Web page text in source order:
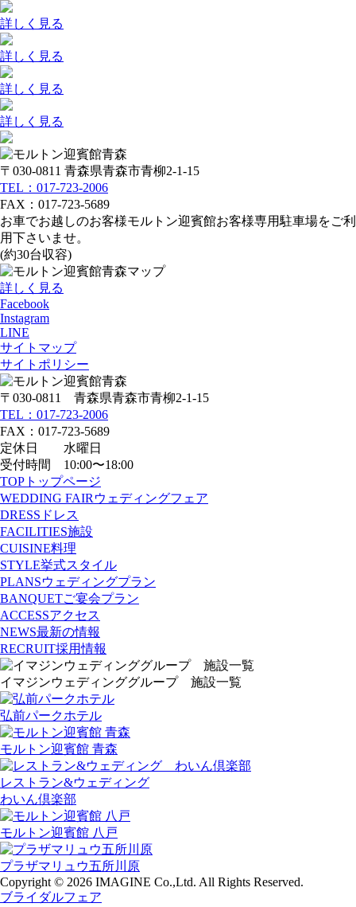
詳しく見る
詳しく見る
詳しく見る
詳しく見る
〒030-0811 青森県青森市青柳2-1-15
TEL：017-723-2006
FAX：017-723-5689
お車でお越しのお客様モルトン迎賓館お客様専用駐車場をご利
用下さいませ。
(約30台収容)
詳しく見る
Facebook
Instagram
LINE
サイトマップ
サイトポリシー
〒030-0811 青森県青森市青柳2-1-15
TEL：017-723-2006
FAX：017-723-5689
定休日 水曜日
受付時間 10:00〜18:00
TOP トップページ
WEDDING FAIR ウェディングフェア
DRESS ドレス
FACILITIES施設
CUISINE料理
STYLE挙式スタイル
PLANSウェディングプラン
BANQUETご宴会プラン
ACCESSアクセス
NEWS最新の情報
RECRUIT採用情報
イマジンウェディンググループ 施設一覧
弘前パークホテル
モルトン迎賓館 青森
レストラン&ウェディング
わいん倶楽部
モルトン迎賓館 八戸
プラザマリュウ五所川原
Copyright © 2026 IMAGINE Co.,Ltd. All Rights Reserved.
ブライダルフェア